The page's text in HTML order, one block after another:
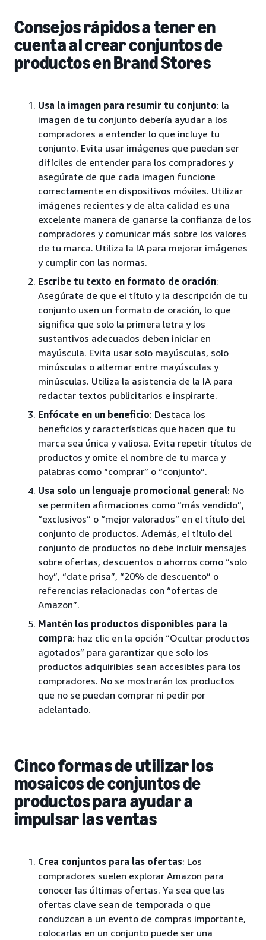
Consejos rápidos a tener en
cuenta al crear conjuntos de
productos en Brand Stores
Usa la imagen para resumir tu conjunto: la
imagen de tu conjunto debería ayudar a los
compradores a entender lo que incluye tu
conjunto. Evita usar imágenes que puedan ser
difíciles de entender para los compradores y
asegúrate de que cada imagen funcione
correctamente en dispositivos móviles. Utilizar
imágenes recientes y de alta calidad es una
excelente manera de ganarse la confianza de los
compradores y comunicar más sobre los valores
de tu marca. Utiliza la IA para mejorar imágenes
y cumplir con las normas.
Escribe tu texto en formato de oración:
Asegúrate de que el título y la descripción de tu
conjunto usen un formato de oración, lo que
significa que solo la primera letra y los
sustantivos adecuados deben iniciar en
mayúscula. Evita usar solo mayúsculas, solo
minúsculas o alternar entre mayúsculas y
minúsculas. Utiliza la asistencia de la IA para
redactar textos publicitarios e inspirarte.
Enfócate en un beneficio: Destaca los
beneficios y características que hacen que tu
marca sea única y valiosa. Evita repetir títulos de
productos y omite el nombre de tu marca y
palabras como “comprar” o “conjunto”.
Usa solo un lenguaje promocional general: No
se permiten afirmaciones como “más vendido”,
“exclusivos” o “mejor valorados” en el título del
conjunto de productos. Además, el título del
conjunto de productos no debe incluir mensajes
sobre ofertas, descuentos o ahorros como “solo
hoy”, “date prisa”, “20% de descuento” o
referencias relacionadas con “ofertas de
Amazon”.
Mantén los productos disponibles para la
compra: haz clic en la opción “Ocultar productos
agotados” para garantizar que solo los
productos adquiribles sean accesibles para los
compradores. No se mostrarán los productos
que no se puedan comprar ni pedir por
adelantado.
Cinco formas de utilizar los
mosaicos de conjuntos de
productos para ayudar a
impulsar las ventas
Crea conjuntos para las ofertas: Los
compradores suelen explorar Amazon para
conocer las últimas ofertas. Ya sea que las
ofertas clave sean de temporada o que
conduzcan a un evento de compras importante,
colocarlas en un conjunto puede ser una